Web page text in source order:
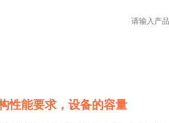
性能要求，设备的容量